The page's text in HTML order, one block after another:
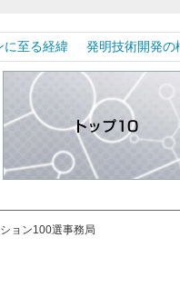
発明技術開発の
に至る経緯
ョン100選事務局